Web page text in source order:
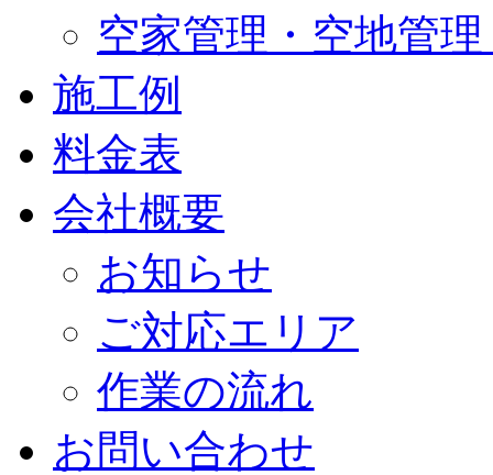
空家管理・空地管
施工例
料金表
会社概要
お知らせ
ご対応エリア
作業の流れ
お問い合わせ